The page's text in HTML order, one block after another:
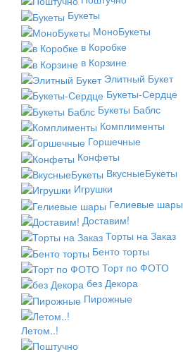
Букеты
МоноБукеты
в Коробке
в Корзине
Элитный Букет
Букеты-Сердце
Букеты Баблс
Комплименты
Горшечные
Конфеты
ВкусныеБукеты
Игрушки
Гелиевые шары
Доставим!
Торты на Заказ
Бенто торты
Торт по ФОТО
без Декора
Пирожные
Летом..!